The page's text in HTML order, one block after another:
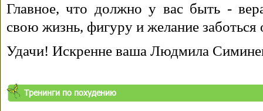
Главное, что должно у вас быть -
свою жизнь, фигуру и желание заботься
Удачи! Искренне ваша Людмила
Тренинги по похудению